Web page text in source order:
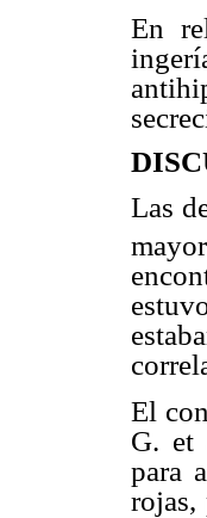
En
Las
El
G. et
para
rojas,